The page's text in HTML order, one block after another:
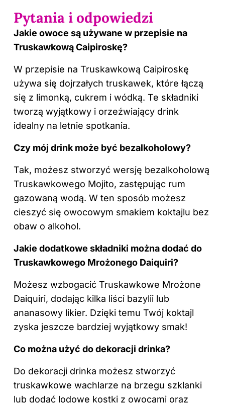
Pytania i odpowiedzi
Jakie owoce są używane w przepisie na
Truskawkową Caipiroskę?
W przepisie na Truskawkową Caipiroskę
używa się dojrzałych truskawek, które łączą
się z limonką, cukrem i wódką. Te składniki
tworzą wyjątkowy i orzeźwiający drink
idealny na letnie spotkania.
Czy mój drink może być bezalkoholowy?
Tak, możesz stworzyć wersję bezalkoholową
Truskawkowego Mojito, zastępując rum
gazowaną wodą. W ten sposób możesz
cieszyć się owocowym smakiem koktajlu bez
obaw o alkohol.
Jakie dodatkowe składniki można dodać do
Truskawkowego Mrożonego Daiquiri?
Możesz wzbogacić Truskawkowe Mrożone
Daiquiri, dodając kilka liści bazylii lub
ananasowy likier. Dzięki temu Twój koktajl
zyska jeszcze bardziej wyjątkowy smak!
Co można użyć do dekoracji drinka?
Do dekoracji drinka możesz stworzyć
truskawkowe wachlarze na brzegu szklanki
lub dodać lodowe kostki z owocami oraz